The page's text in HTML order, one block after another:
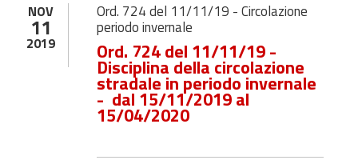
NOV
11
2019
Ord. 724 del 11/11/19 - Circolazione
periodo invernale
Ord. 724 del 11/11/19 -
Disciplina della circolazione
stradale in periodo invernale
- dal 15/11/2019 al
15/04/2020